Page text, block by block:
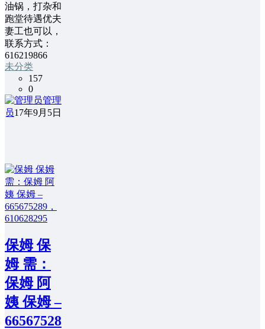
油锅，打杂和
跑堂待遇优夫
妻工也可以，
联系方式：
616219866
未分类
157
0
管理
员17年9月5日
保姆 保
姆 需：
保姆 阿
姨 保姆 –
665675289，